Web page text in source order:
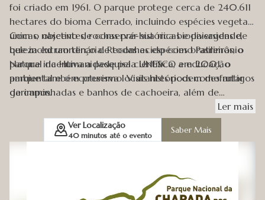
foi criado em 1961. O parque protege cerca de 240.611
hectares do bioma Cerrado, incluindo espécies vegetais
únicas, nascentes, rochas pré-históricas e paisagens de
beleza extraordinária. Reconhecido como Patrimônio
Natural da Humanidade pela UNESCO em 2001, o
parque também preserva locais históricos como antigos
garimpos.
Com o objetivo de conservar sua rica biodiversidade,
que inclui um terço de todas as espécies brasileiras, o
parque incentiva a pesquisa científica, a educação
ambiental e o ecoturismo. Visitantes podem desfrutar
de caminhadas e banhos de cachoeira, além de
observar uma fauna diversificada, incluindo o Lobo
Guará e o Tamanduá Bandeira. Desde 2019, a Parquetur
administra o uso público do parque, promovendo
Ler mais
Ver Localização
40minutos até o evento
Saber Mais